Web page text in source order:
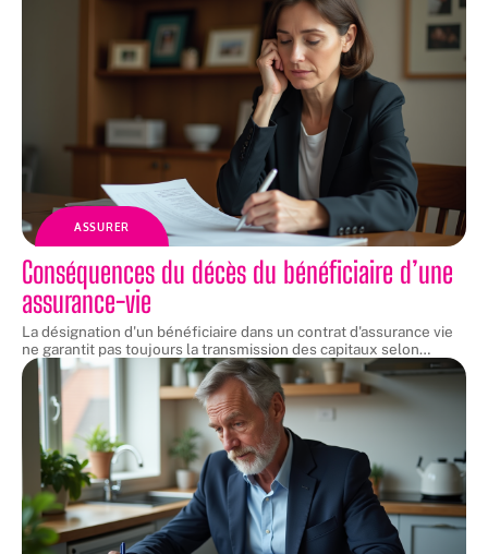
ASSURER
Conséquences du décès du bénéficiaire d’une
assurance-vie
La désignation d'un bénéficiaire dans un contrat d'assurance vie
ne garantit pas toujours la transmission des capitaux selon…